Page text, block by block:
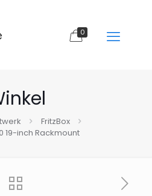
0
FritzBox
19-inch Rackmount